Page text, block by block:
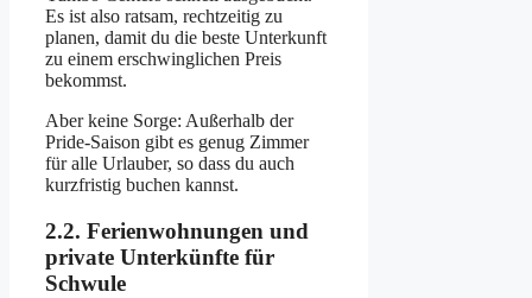
Es ist also ratsam, rechtzeitig zu
planen, damit du die beste Unterkunft
zu einem erschwinglichen Preis
bekommst.
Aber keine Sorge: Außerhalb der
Pride-Saison gibt es genug Zimmer
für alle Urlauber, so dass du auch
kurzfristig buchen kannst.
2.2. Ferienwohnungen und
private Unterkünfte für
Schwule